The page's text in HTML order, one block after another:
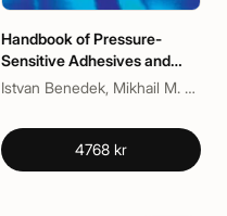
Handbook of Pressure-
Sensitive Adhesives and
Products
Istvan Benedek, Mikhail M. Feldstein
4768 kr